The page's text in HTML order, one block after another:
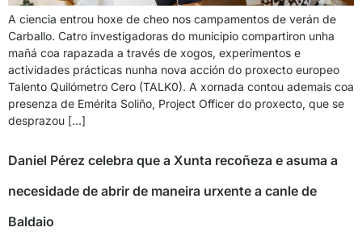
A ciencia entrou hoxe de cheo nos campamentos de verán de
Carballo. Catro investigadoras do municipio compartiron unha
mañá coa rapazada a través de xogos, experimentos e
actividades prácticas nunha nova acción do proxecto europeo
Talento Quilómetro Cero (TALK0). A xornada contou ademais coa
presenza de Emérita Soliño, Project Officer do proxecto, que se
desprazou […]
Daniel Pérez celebra que a Xunta recoñeza e asuma a
necesidade de abrir de maneira urxente a canle de
Baldaio